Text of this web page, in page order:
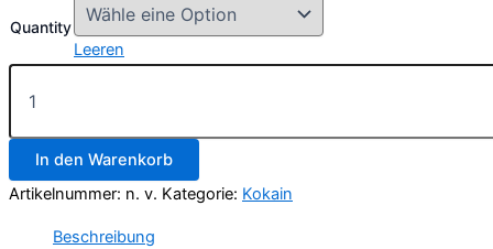
bis
€5,000.00
Quantity
Leeren
Crack
Kokain
In den Warenkorb
Artikelnummer: n. v. Kategorie: Kokain
Beschreibung